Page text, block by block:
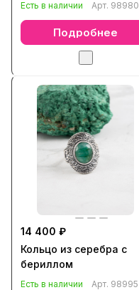
Есть в наличии Арт. 98980
Подробнее
14 400 ₽
Кольцо из серебра с
бериллом
Есть в наличии Арт. 98995